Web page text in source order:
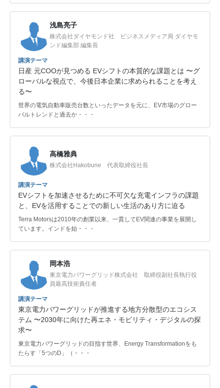
浅島亮子
株式会社ダイヤモンド社 ビジネスメディア局 ダイヤモ
ンド編集部 編集長
講演テーマ
日産 元COOが見つめる EVシフトの本質的な課題とは 〜グ
ローバルな視点で、今後日本企業に求められることを考え
る〜
世界の電気自動車販売台数といったデータを元に、EV市場のグロー
バルトレンドと過去か・・・
高橋雅典
株式会社Hakobune 代表取締役社長
講演テーマ
EVシフトを加速させるために不可欠な充電インフラの課題
と、EVを活用することでの新しい生活のあり方に迫る
Terra Motorsは2010年の創業以来、一貫してEV関連の事業を展開し
ています。インドを始・・・
岡本浩
東京電力パワーグリッド株式会社 取締役副社長執行役
員最高技術責任者
講演テーマ
東京電力パワーグリッドが推進する地方分散型のエコシス
テム 〜2030年に向けた再エネ・モビリティ・デジタルの探
求〜
東京電力パワーグリッドの目指す世界、Energy Transformationをも
たらす「5つのD」（・・・